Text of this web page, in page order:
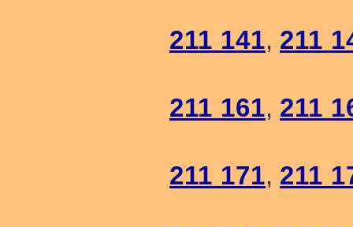
211 141, 211
211 161, 211
211 171, 211